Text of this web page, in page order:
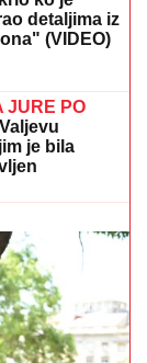
detaljima iz
(VIDEO)